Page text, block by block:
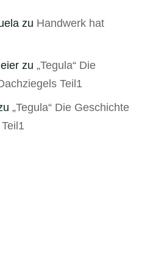
zu Handwerk hat
zu „Tegula“ Die
Teil1
„Tegula“ Die Geschichte